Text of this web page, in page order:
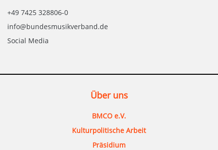
+49 7425 328806-0
info@bundesmusikverband.de
Social Media
Über uns
BMCO e.V.
Kulturpolitische Arbeit
Präsidium